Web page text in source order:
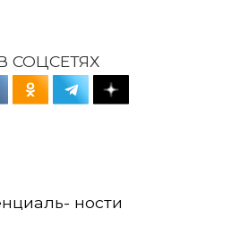
СОЦСЕТЯХ
ности